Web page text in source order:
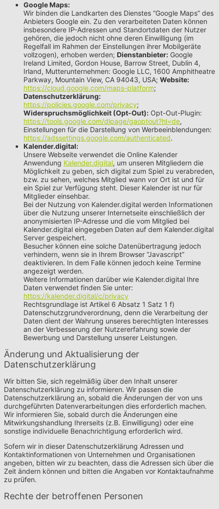
Google Maps:
Wir binden die Landkarten des Dienstes “Google Maps” des
Anbieters Google ein. Zu den verarbeiteten Daten können
insbesondere IP-Adressen und Standortdaten der Nutzer
gehören, die jedoch nicht ohne deren Einwilligung (im
Regelfall im Rahmen der Einstellungen ihrer Mobilgeräte
vollzogen), erhoben werden; Dienstanbieter: Google
Ireland Limited, Gordon House, Barrow Street, Dublin 4,
Irland, Mutterunternehmen: Google LLC, 1600 Amphitheatre
Parkway, Mountain View, CA 94043, USA; Website:
https://cloud.google.com/maps-platform;
Datenschutzerklärung:
https://policies.google.com/privacy;
Widerspruchsmöglichkeit (Opt-Out): Opt-Out-Plugin:
https://tools.google.com/dlpage/gaoptout?hl=de,
Einstellungen für die Darstellung von Werbeeinblendungen:
https://adssettings.google.com/authenticated.
Kalender.digital:
Unsere Webseite verwendet die Online Kalender
Anwendung Kalender.digital, um unseren Mitgliedern die
Möglichkeit zu geben, sich digital zum Spiel zu verabreden,
bzw. zu sehen, welches Mitglied wann vor Ort ist und für
ein Spiel zur Verfügung steht. Dieser Kalender ist nur für
Mitglieder einsehbar.
Bei der Nutzung von Kalender.digital werden Informationen
über die Nutzung unserer Internetseite einschließlich der
anonymisierten IP-Adresse und die vom Mitglied bei
Kalender.digital eingegeben Daten auf dem Kalender.digital
Server gespeichert.
Besucher können eine solche Datenübertragung jedoch
verhindern, wenn sie in Ihrem Browser “Javascript”
deaktivieren. In dem Falle können jedoch keine Termine
angezeigt werden.
Weitere Informationen darüber wie Kalender.digital Ihre
Daten verwendet finden Sie unter:
https://kalender.digital/c/privacy
Rechtsgrundlage ist Artikel 6 Absatz 1 Satz 1 f)
Datenschutzgrundverordnung, denn die Verarbeitung der
Daten dient der Wahrung unseres berechtigten Interesses
an der Verbesserung der Nutzererfahrung sowie der
Bewerbung und Darstellung unserer Leistungen.
Änderung und Aktualisierung der
Datenschutzerklärung
Wir bitten Sie, sich regelmäßig über den Inhalt unserer
Datenschutzerklärung zu informieren. Wir passen die
Datenschutzerklärung an, sobald die Änderungen der von uns
durchgeführten Datenverarbeitungen dies erforderlich machen.
Wir informieren Sie, sobald durch die Änderungen eine
Mitwirkungshandlung Ihrerseits (z.B. Einwilligung) oder eine
sonstige individuelle Benachrichtigung erforderlich wird.
Sofern wir in dieser Datenschutzerklärung Adressen und
Kontaktinformationen von Unternehmen und Organisationen
angeben, bitten wir zu beachten, dass die Adressen sich über die
Zeit ändern können und bitten die Angaben vor Kontaktaufnahme
zu prüfen.
Rechte der betroffenen Personen